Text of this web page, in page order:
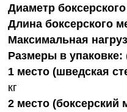
Диаметр
Длина боксерского
Максимальная
Размеры в упаковке:
1 место (шведская
кг
2 место (боксерский